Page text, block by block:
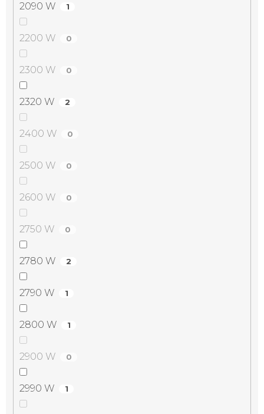
2090 W 1
2200 W 0
2300 W 0
2320 W 2
2400 W 0
2500 W 0
2600 W 0
2750 W 0
2780 W 2
2790 W 1
2800 W 1
2900 W 0
2990 W 1